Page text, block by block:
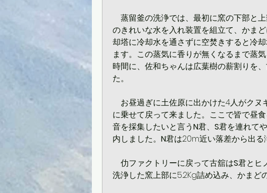
蒸留釜の洗浄では、最初に窯の下部と
のきれいな水を入れ装置を組立て、かま
却塔に冷却水を通さずに空焚きすると冷
ます。この蒸気に香りが無くなるまで蒸
時間に、佐和ちゃんは広葉樹の薪割りを
た。
お昼過ぎに土佐原に出かけた4人がクヌ
に乗せて戻って来ました。ここで皆で昼
音を採集したいと言うN君、 S君を連れて
内しました。 N君は20m近い落差から出る
仂ファクトリーに戻って古舘はS君とヒ
洗浄した窯上部に5.2Kg詰め込み、かまど